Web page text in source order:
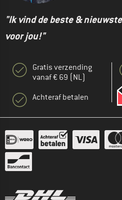
"Ik vind de beste &
voor jou!"
Gratis verzending
vanaf € 69 (NL)
Achteraf betalen